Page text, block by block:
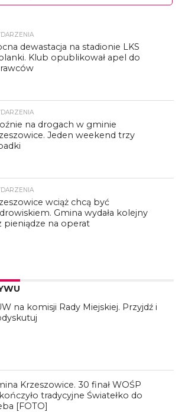
dewastacja na stadionie LKS
Klub opublikował apel do
na drogach w gminie
Jeden weekend trzy
wciąż chcą być
Gmina wydała kolejny
pieniądze na operat
na komisji Rady Miejskiej. Przyjdź i
Krzeszowice. 30 finał WOŚP
tradycyjne Światełko do
[FOTO]